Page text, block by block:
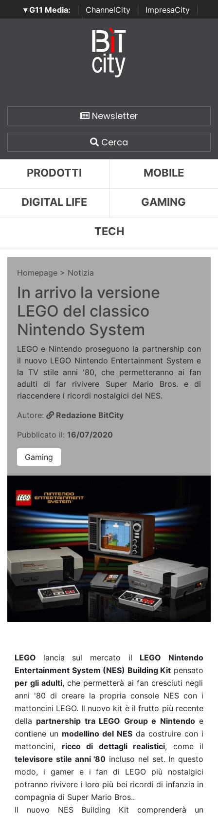
▾ G11 Media: ChannelCity ImpresaCity
SecurityOpenLab | Italian Channel Awards | Italian
Italian Security Awards
Newsletter
Cerca
PRODOTTI MOBILE
DIGITAL LIFE GAMING
TECH
Homepage > Notizia
In arrivo la versione
LEGO del classico
Nintendo System
LEGO e Nintendo proseguono la partnership con
il nuovo LEGO Nintendo Entertainment System e
la TV stile anni '80, che permetteranno ai fan
adulti di far rivivere Super Mario Bros. e di
riaccendere i ricordi nostalgici del NES.
Autore:
Redazione BitCity
Pubblicato il: 16/07/2020
Gaming
LEGO lancia sul mercato il LEGO Nintendo
Entertainment System (NES) Building Kit pensato
per gli adulti, che permetterà ai fan cresciuti negli
anni '80 di creare la propria console NES con i
mattoncini LEGO. Il nuovo kit è il frutto più recente
della partnership tra LEGO Group e Nintendoe
contiene un modellino del NES da costruire con i
mattoncini, ricco di dettagli realistici, come il
televisore stile anni '80 incluso nel set. In questo
modo, i gamer e i fan di LEGO più nostalgici
potranno rivivere i loro più bei ricordi di infanzia in
compagnia di Super Mario Bros..
Il nuovo NES Building Kit comprenderà un